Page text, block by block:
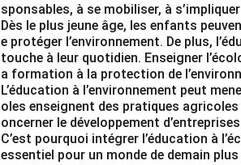
ses parents, de fervents défenseurs
élèves jettent souvent des déchets
Martin décide d'organiser une grande
pour recycler les déchets en
commence également à sensibiliser
d'énergie quotidienne. Grâce à son
ces actions, les élèves finissent par
sponsables, à se mobiliser, à
Dès le plus jeune âge, les enfants
e protéger l’environnement. De plus,
touche à leur quotidien. Enseigner
a formation à la protection de
L’éducation à l’environnement peut
oles enseignent des pratiques
oncerner le développement
C’est pourquoi intégrer l’éducation à
essentiel pour un monde de demain